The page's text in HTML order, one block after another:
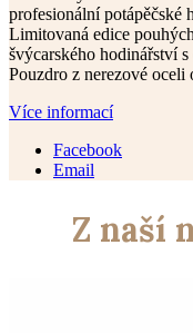
profesionální potápěčské
Limitovaná edice
švýcarského hodinářství
Pouzdro z nerezové oceli
Více informací
Facebook
Email
Z naší